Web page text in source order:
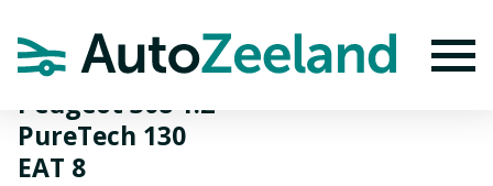
Peugeot 308 1.2
PureTech 130
EAT 8